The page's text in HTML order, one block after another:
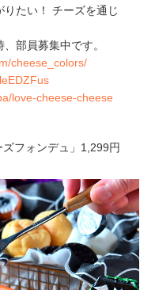
たい！ チーズを通じ
部員募集中です。
cheese_colors/
love-cheese-cheese
ズフォンデュ」1,299円